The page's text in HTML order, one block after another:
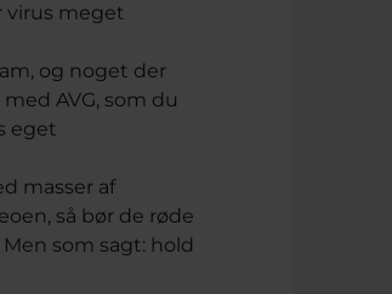
virus meget
og noget der
AVG, som du
eget
masser af
så bør de røde
som sagt: hold